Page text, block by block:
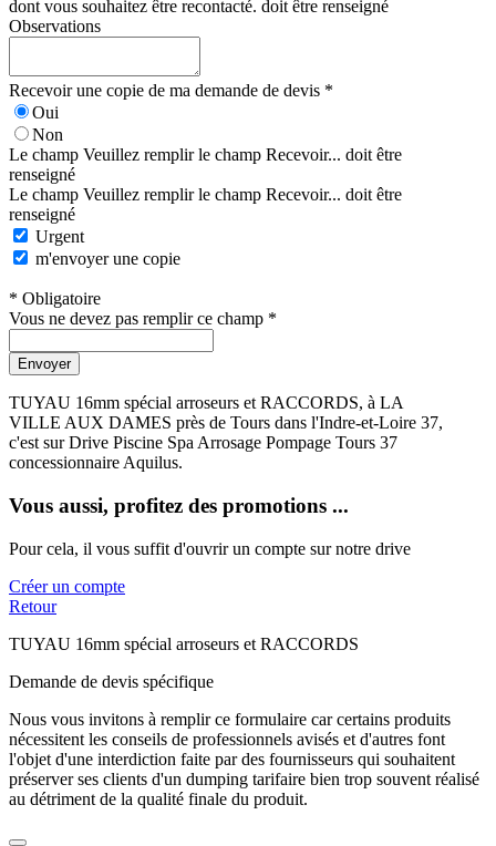
dont vous souhaitez être recontacté. doit être renseigné
Observations
Recevoir une copie de ma demande de devis *
Oui
Non
Le champ Veuillez remplir le champ Recevoir... doit être
renseigné
Le champ Veuillez remplir le champ Recevoir... doit être
renseigné
Urgent
m'envoyer une copie
* Obligatoire
Vous ne devez pas remplir ce champ *
Envoyer
TUYAU 16mm spécial arroseurs et RACCORDS, à LA
VILLE AUX DAMES près de Tours dans l'Indre-et-Loire 37,
c'est sur Drive Piscine Spa Arrosage Pompage Tours 37
concessionnaire Aquilus.
Vous aussi, profitez des promotions ...
Pour cela, il vous suffit d'ouvrir un compte sur notre drive
Créer un compte
Retour
TUYAU 16mm spécial arroseurs et RACCORDS
Demande de devis spécifique
Nous vous invitons à remplir ce formulaire car certains produits
nécessitent les conseils de professionnels avisés et d'autres font
l'objet d'une interdiction faite par des fournisseurs qui souhaitent
préserver ses clients d'un dumping tarifaire bien trop souvent réalisé
au détriment de la qualité finale du produit.